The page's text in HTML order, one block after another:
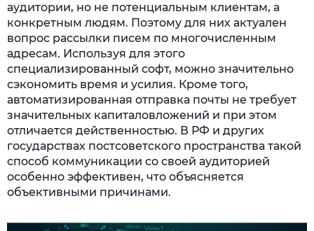
аудитории, но не потенциальным клиентам, а
конкретным людям. Поэтому для них актуален
вопрос рассылки писем по многочисленным
адресам. Используя для этого
специализированный софт, можно значительно
сэкономить время и усилия. Кроме того,
автоматизированная отправка почты не требует
значительных капиталовложений и при этом
отличается действенностью. В РФ и других
государствах постсоветского пространства такой
способ коммуникации со своей аудиторией
особенно эффективен, что объясняется
объективными причинами.